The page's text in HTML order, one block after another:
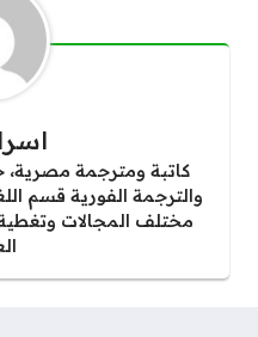
كاتبة ومترجمة
والترجمة الفورية قسم
مختلف المجالات